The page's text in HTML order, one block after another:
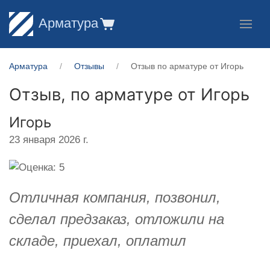
Арматура
Арматура Отзывы Отзыв по арматуре от Игорь
Отзыв, по арматуре от Игорь
Игорь
23 января 2026 г.
Отличная компания, позвонил,
сделал предзаказ, отложили на
складе, приехал, оплатил